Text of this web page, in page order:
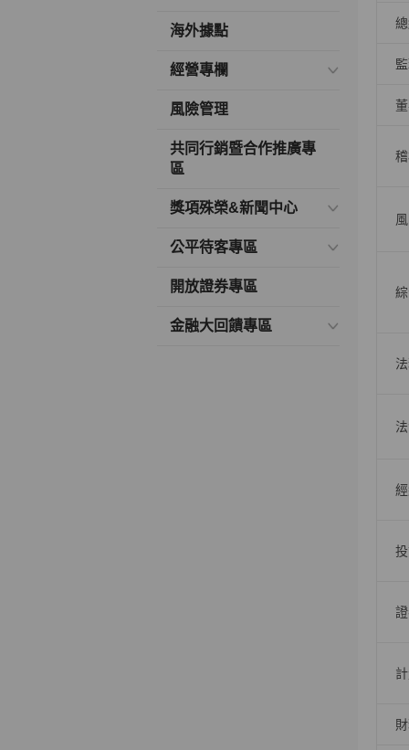
海外據點
經營專欄
風險管理
共同行銷暨合作推廣專
區
獎項殊榮&新聞中心
公平待客專區
開放證券專區
金融大回饋專區